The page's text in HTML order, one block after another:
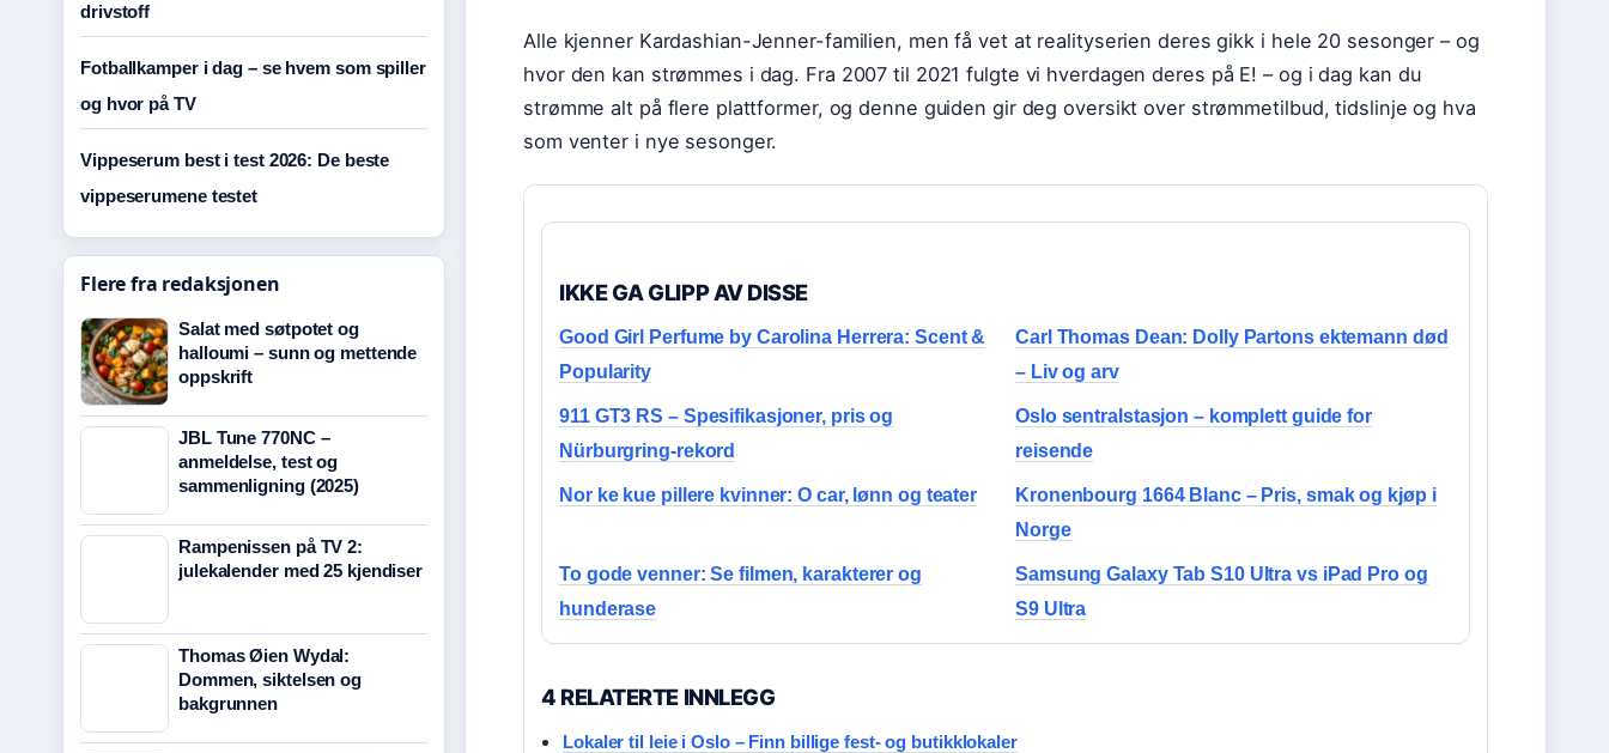
Alle kjenner Kardashian-Jenner-familien, men få vet at realityserien deres gikk i hele 20 sesonger – og
hvor den kan strømmes i dag. Fra 2007 til 2021 fulgte vi hverdagen deres på E! – og i dag kan du
strømme alt på flere plattformer, og denne guiden gir deg oversikt over strømmetilbud, tidslinje og hva
som venter i nye sesonger.
IKKE GA GLIPP AV DISSE
Good Girl Perfume by Carolina Herrera: Scent &
Popularity
Carl Thomas Dean: Dolly Partons ektemann død
– Liv og arv
911 GT3 RS – Spesifikasjoner, pris og
Nürburgring-rekord
Oslo sentralstasjon – komplett guide for
reisende
Nor ke kue pillere kvinner: O car, lønn og teater
Kronenbourg 1664 Blanc – Pris, smak og kjøp i
Norge
To gode venner: Se filmen, karakterer og
hunderase
Samsung Galaxy Tab S10 Ultra vs iPad Pro og
S9 Ultra
4 RELATERTE INNLEGG
Lokaler til leie i Oslo – Finn billige fest- og butikklokaler
drivstoff
Fotballkamper i dag – se hvem som spiller
og hvor på TV
Vippeserum best i test 2026: De beste
vippeserumene testet
Flere fra redaksjonen
Salat med søtpotet og
halloumi – sunn og mettende
oppskrift
JBL Tune 770NC –
anmeldelse, test og
sammenligning (2025)
Rampenissen på TV 2:
julekalender med 25 kjendiser
Thomas Øien Wydal:
Dommen, siktelsen og
bakgrunnen